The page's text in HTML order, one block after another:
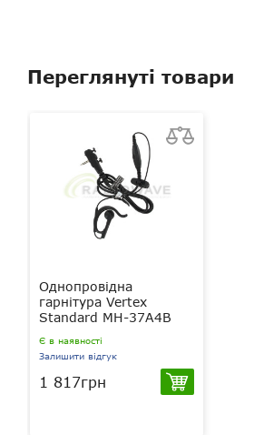
Переглянуті товари
Однопровідна
гарнітура Vertex
Standard MH-37A4B
Є в наявності
Залишити відгук
1 817грн